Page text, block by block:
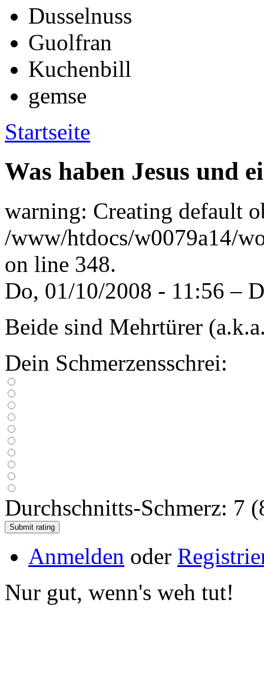
Dusselnuss
Guolfran
Kuchenbill
gemse
Startseite
Was haben Jesus und
warning: Creating default
/www/htdocs/w0079a14/
on line 348.
Do, 01/10/2008 - 11:56 –
Beide sind Mehrtürer
Dein Schmerzensschrei:
Durchschnitts-Schmerz: 7
Anmelden oder
Nur gut, wenn's weh tut!